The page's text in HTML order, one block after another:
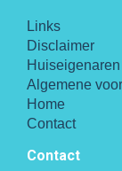
Links
Disclaimer
Huiseigenaren
Algemene
Home
Contact
Contact